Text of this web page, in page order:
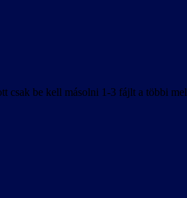
be kell másolni 1-3 fájlt a többi